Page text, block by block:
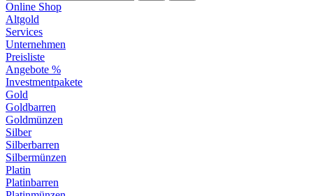
Online Shop
Altgold
Services
Unternehmen
Preisliste
Angebote %
Investmentpakete
Gold
Goldbarren
Goldmünzen
Silber
Silberbarren
Silbermünzen
Platin
Platinbarren